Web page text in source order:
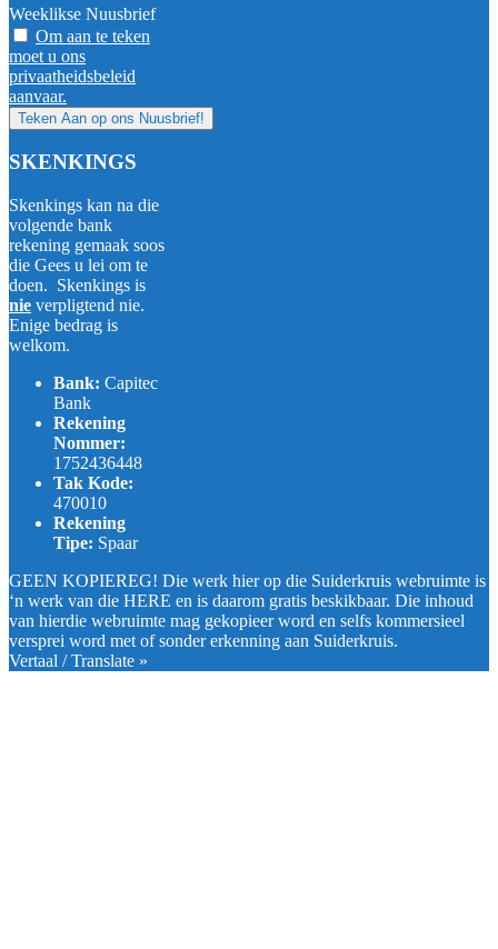
Weeklikse Nuusbrief
Om aan te teken
moet u ons
privaatheidsbeleid
aanvaar.
SKENKINGS
Skenkings kan na die
volgende bank
rekening gemaak soos
die Gees u lei om te
doen. Skenkings is
nie verpligtend nie.
Enige bedrag is
welkom.
Bank: Capitec
Bank
Rekening
Nommer:
1752436448
Tak Kode:
470010
Rekening
Tipe: Spaar
GEEN KOPIEREG! Die werk hier op die Suiderkruis webruimte is
‘n werk van die HERE en is daarom gratis beskikbaar. Die inhoud
van hierdie webruimte mag gekopieer word en selfs kommersieel
versprei word met of sonder erkenning aan Suiderkruis.
Vertaal / Translate »